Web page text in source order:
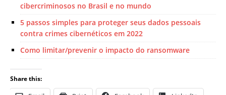
cibercriminosos no Brasil e no mundo
5 passos simples para proteger seus dados pessoais
contra crimes cibernéticos em 2022
Como limitar/prevenir o impacto do ransomware
Share this: